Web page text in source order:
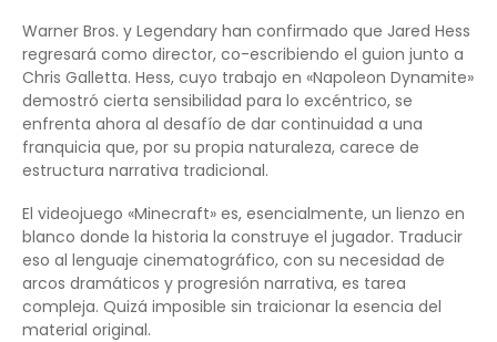
Warner Bros. y Legendary han confirmado que Jared Hess
regresará como director, co-escribiendo el guion junto a
Chris Galletta. Hess, cuyo trabajo en «Napoleon Dynamite»
demostró cierta sensibilidad para lo excéntrico, se
enfrenta ahora al desafío de dar continuidad a una
franquicia que, por su propia naturaleza, carece de
estructura narrativa tradicional.
El videojuego «Minecraft» es, esencialmente, un lienzo en
blanco donde la historia la construye el jugador. Traducir
eso al lenguaje cinematográfico, con su necesidad de
arcos dramáticos y progresión narrativa, es tarea
compleja. Quizá imposible sin traicionar la esencia del
material original.